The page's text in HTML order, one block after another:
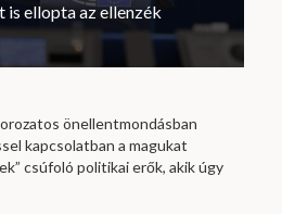
is ellopta az ellenzék
önellentmondásban
kapcsolatban a magukat
csúfoló politikai erők, akik úgy